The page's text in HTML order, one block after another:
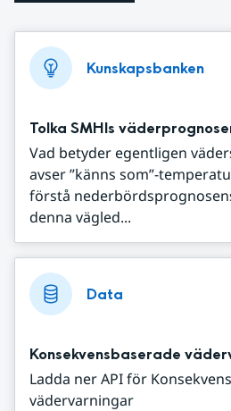
Kunskapsbanken
Tolka SMHIs
Vad betyder egentligen
avser ”känns som”-
förstå
denna vägled...
Data
Konsekvensbaserade
Ladda ner API för
vädervarningar